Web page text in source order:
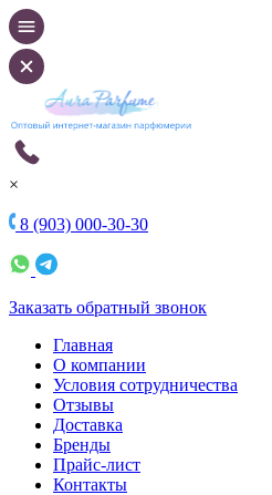
×
8 (903) 000-30-30
Заказать обратный звонок
Главная
О компании
Условия сотрудничества
Отзывы
Доставка
Бренды
Прайс-лист
Контакты